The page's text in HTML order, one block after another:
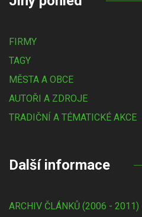
FIRMY
TAGY
MĚSTA A OBCE
AUTOŘI A ZDROJE
TRADIČNÍ A TÉMATICKÉ AKCE
Další informace
ARCHIV ČLÁNKŮ (2006 - 2011)